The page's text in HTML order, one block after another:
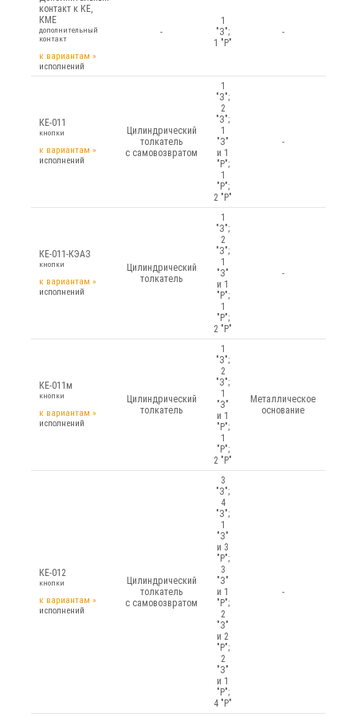
КУ
ПЕ
ПКУ
контакт к КЕ,
КМЕ
дополнительный
контакт
к вариантам »
исполнений
-
1
"З";
1 "Р"
-
КЕ-011
кнопки
к вариантам »
исполнений
Цилиндрический
толкатель
с самовозвратом
1
"З";
2
"З";
1
"З"
и 1
"Р";
1
"Р";
2 "Р"
-
КЕ-011-КЭАЗ
кнопки
к вариантам »
исполнений
Цилиндрический
толкатель
1
"З";
2
"З";
1
"З"
и 1
"Р";
1
"Р";
2 "Р"
-
КЕ-011м
кнопки
к вариантам »
исполнений
Цилиндрический
толкатель
1
"З";
2
"З";
1
"З"
и 1
"Р";
1
"Р";
2 "Р"
Металлическое
основание
КЕ-012
кнопки
к вариантам »
исполнений
Цилиндрический
толкатель
с самовозвратом
3
"З";
4
"З";
1
"З"
и 3
"Р";
3
"З"
и 1
"Р";
2
"З"
и 2
"Р";
2
"З"
и 1
"Р";
4 "Р"
-